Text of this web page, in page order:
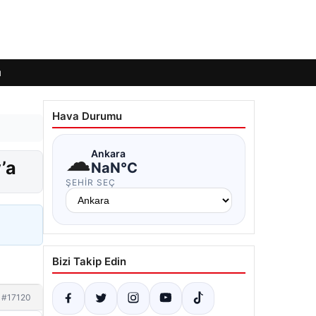
#17120
Hava Durumu
☁Ankara
NaN°C
ŞEHIR SEÇ
Bizi Takip Edin